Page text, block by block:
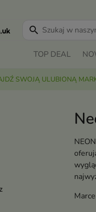
search
TOP DEAL
SWOJĄ ULUBIONĄ